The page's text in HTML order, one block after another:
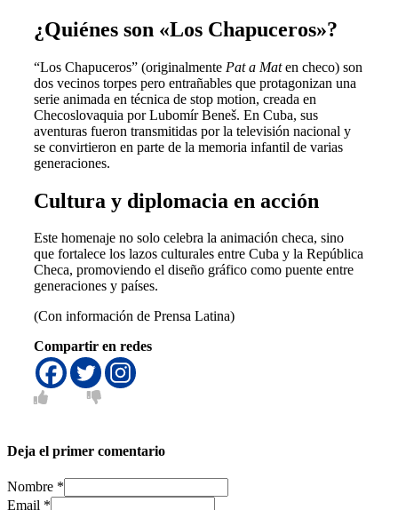
¿Quiénes son «Los Chapuceros»?
“Los Chapuceros” (originalmente Pat a Maten checo) son
dos vecinos torpes pero entrañables que protagonizan una
serie animada en técnica de stop motion, creada en
Checoslovaquia por Lubomír Beneš. En Cuba, sus
aventuras fueron transmitidas por la televisión nacional y
se convirtieron en parte de la memoria infantil de varias
generaciones.
Cultura y diplomacia en acción
Este homenaje no solo celebra la animación checa, sino
que fortalece los lazos culturales entre Cuba y la República
Checa, promoviendo el diseño gráfico como puente entre
generaciones y países.
(Con información de Prensa Latina)
Compartir en redes
Deja el primer comentario
Nombre *
Email *